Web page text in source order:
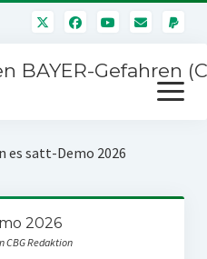
BAYER-Gefahren
Menü
öffnen
es satt-Demo 2026
2026
CBG Redaktion